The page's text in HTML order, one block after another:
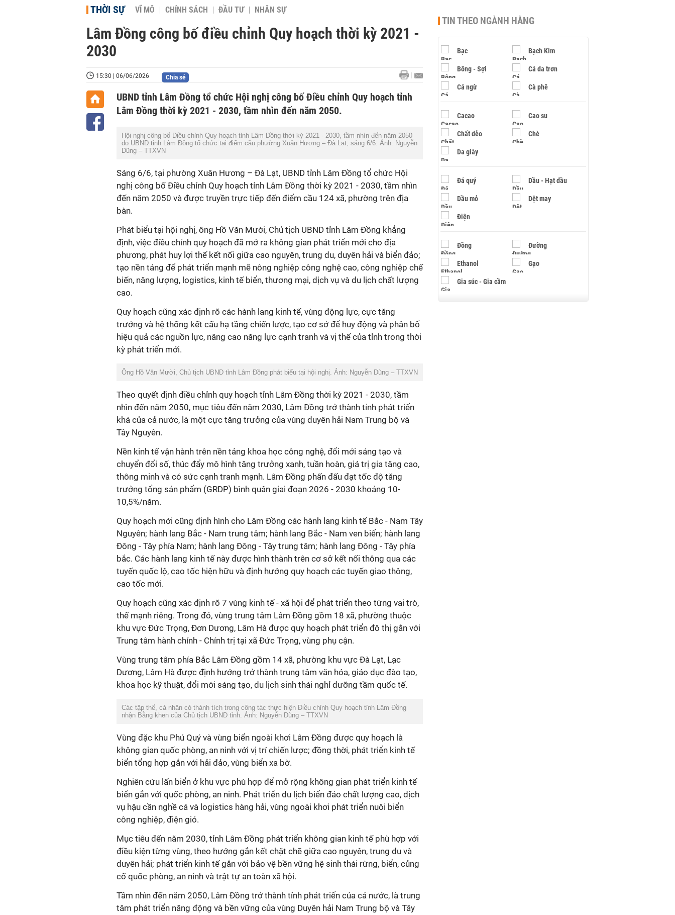
THỜI SỰ VĨ MÔ CHÍNH SÁCH ĐẦU TƯ NHÂN SỰ
Lâm Đồng công bố điều chỉnh Quy hoạch thời kỳ 2021 -
2030
15:30 | 06/06/2026 Chia sẻ
UBND tỉnh Lâm Đồng tổ chức Hội nghị công bố Điều chỉnh Quy hoạch tỉnh
Lâm Đồng thời kỳ 2021 - 2030, tầm nhìn đến năm 2050.
Hội nghị công bố Điều chỉnh Quy hoạch tỉnh Lâm Đồng thời kỳ 2021 - 2030, tầm nhìn đến năm 2050
do UBND tỉnh Lâm Đồng tổ chức tại điểm cầu phường Xuân Hương – Đà Lạt, sáng 6/6. Ảnh: Nguyễn
Dũng – TTXVN
Sáng 6/6, tại phường Xuân Hương – Đà Lạt, UBND tỉnh Lâm Đồng tổ chức Hội
nghị công bố Điều chỉnh Quy hoạch tỉnh Lâm Đồng thời kỳ 2021 - 2030, tầm nhìn
đến năm 2050 và được truyền trực tiếp đến điểm cầu 124 xã, phường trên địa
bàn.
Phát biểu tại hội nghị, ông Hồ Văn Mười, Chủ tịch UBND tỉnh Lâm Đồng khẳng
định, việc điều chỉnh quy hoạch đã mở ra không gian phát triển mới cho địa
phương, phát huy lợi thế kết nối giữa cao nguyên, trung du, duyên hải và biển đảo;
tạo nền tảng để phát triển mạnh mẽ nông nghiệp công nghệ cao, công nghiệp chế
biến, năng lượng, logistics, kinh tế biển, thương mại, dịch vụ và du lịch chất lượng
cao.
Quy hoạch cũng xác định rõ các hành lang kinh tế, vùng động lực, cực tăng
trưởng và hệ thống kết cấu hạ tầng chiến lược, tạo cơ sở để huy động và phân bổ
hiệu quả các nguồn lực, nâng cao năng lực cạnh tranh và vị thế của tỉnh trong thời
kỳ phát triển mới.
Ông Hồ Văn Mười, Chủ tịch UBND tỉnh Lâm Đồng phát biểu tại hội nghị. Ảnh: Nguyễn Dũng – TTXVN
Theo quyết định điều chỉnh quy hoạch tỉnh Lâm Đồng thời kỳ 2021 - 2030, tầm
nhìn đến năm 2050, mục tiêu đến năm 2030, Lâm Đồng trở thành tỉnh phát triển
khá của cả nước, là một cực tăng trưởng của vùng duyên hải Nam Trung bộ và
Tây Nguyên.
Nền kinh tế vận hành trên nền tảng khoa học công nghệ, đổi mới sáng tạo và
chuyển đổi số, thúc đẩy mô hình tăng trưởng xanh, tuần hoàn, giá trị gia tăng cao,
thông minh và có sức cạnh tranh mạnh. Lâm Đồng phấn đấu đạt tốc độ tăng
trưởng tổng sản phẩm (GRDP) bình quân giai đoạn 2026 - 2030 khoảng 10-
10,5%/năm.
Quy hoạch mới cũng định hình cho Lâm Đồng các hành lang kinh tế Bắc - Nam Tây
Nguyên; hành lang Bắc - Nam trung tâm; hành lang Bắc - Nam ven biển; hành lang
Đông - Tây phía Nam; hành lang Đông - Tây trung tâm; hành lang Đông - Tây phía
bắc. Các hành lang kinh tế này được hình thành trên cơ sở kết nối thông qua các
tuyến quốc lộ, cao tốc hiện hữu và định hướng quy hoạch các tuyến giao thông,
cao tốc mới.
Quy hoạch cũng xác định rõ 7 vùng kinh tế - xã hội để phát triển theo từng vai trò,
thế mạnh riêng. Trong đó, vùng trung tâm Lâm Đồng gồm 18 xã, phường thuộc
khu vực Đức Trọng, Đơn Dương, Lâm Hà được quy hoạch phát triển đô thị gắn với
Trung tâm hành chính - Chính trị tại xã Đức Trọng, vùng phụ cận.
Vùng trung tâm phía Bắc Lâm Đồng gồm 14 xã, phường khu vực Đà Lạt, Lạc
Dương, Lâm Hà được định hướng trở thành trung tâm văn hóa, giáo dục đào tạo,
khoa học kỹ thuật, đổi mới sáng tạo, du lịch sinh thái nghỉ dưỡng tầm quốc tế.
Các tập thể, cá nhân có thành tích trong công tác thực hiện Điều chỉnh Quy hoạch tỉnh Lâm Đồng
nhận Bằng khen của Chủ tịch UBND tỉnh. Ảnh: Nguyễn Dũng – TTXVN
Vùng đặc khu Phú Quý và vùng biển ngoài khơi Lâm Đồng được quy hoạch là
không gian quốc phòng, an ninh với vị trí chiến lược; đồng thời, phát triển kinh tế
biển tổng hợp gắn với hải đảo, vùng biển xa bờ.
Nghiên cứu lấn biển ở khu vực phù hợp để mở rộng không gian phát triển kinh tế
biển gắn với quốc phòng, an ninh. Phát triển du lịch biển đảo chất lượng cao, dịch
vụ hậu cần nghề cá và logistics hàng hải, vùng ngoài khơi phát triển nuôi biển
công nghiệp, điện gió.
Mục tiêu đến năm 2030, tỉnh Lâm Đồng phát triển không gian kinh tế phù hợp với
điều kiện từng vùng, theo hướng gắn kết chặt chẽ giữa cao nguyên, trung du và
duyên hải; phát triển kinh tế gắn với bảo vệ bền vững hệ sinh thái rừng, biển, củng
cố quốc phòng, an ninh và trật tự an toàn xã hội.
Tầm nhìn đến năm 2050, Lâm Đồng trở thành tỉnh phát triển của cả nước, là trung
tâm phát triển năng động và bền vững của vùng Duyên hải Nam Trung bộ và Tây
TIN THEO NGÀNH HÀNG
Bạc Bạch Kim
Bông - Sợi Cá da trơn
Cá ngừ Cà phê
Cacao Cao su
Chất dẻo Chè
Da giày
Đá quý Dầu - Hạt dầu
Dầu mỏ Dệt may
Điện
Đồng Đường
Ethanol Gạo
Gia súc - Gia cầm